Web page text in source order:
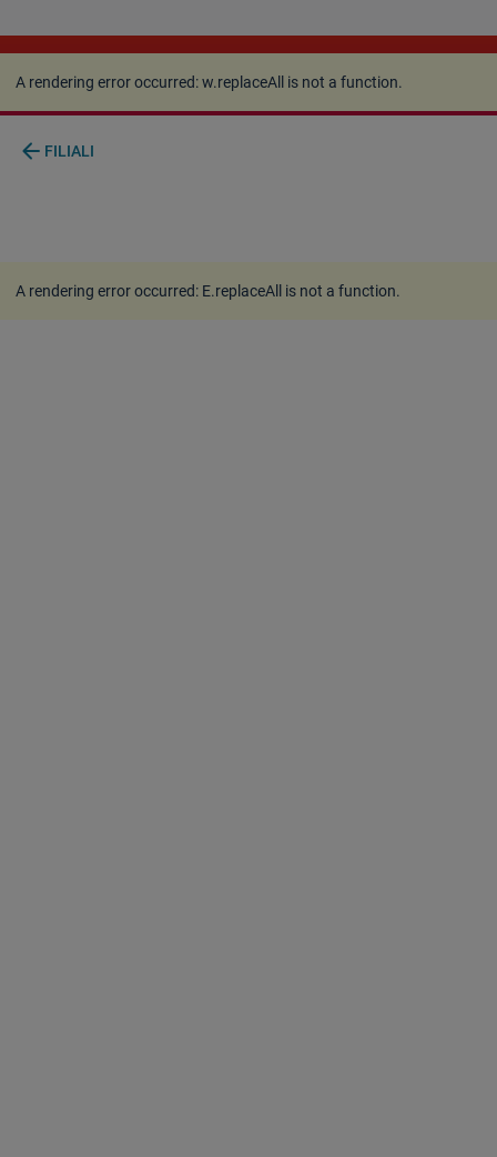
A rendering error occurred:w.replaceAll is not a
function.
A rendering error occurred:w.replaceAll is not a function.
arrow_back FILIALI
A rendering error occurred: E.replaceAll is not a function.